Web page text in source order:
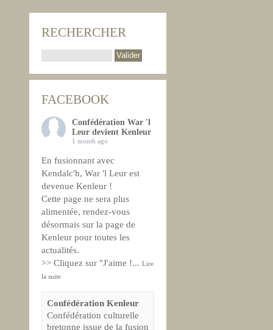
RECHERCHER
FACEBOOK
Confédération War 'l
Leur devient Kenleur
1 month ago
En fusionnant avec
Kendalc'h, War 'l Leur est
devenue Kenleur !
Cette page ne sera plus
alimentée, rendez-vous
désormais sur la page de
Kenleur pour toutes les
actualités.
>> Cliquez sur "J'aime !... Lire
la suite
Confédération Kenleur
Confédération culturelle
bretonne issue de la fusion